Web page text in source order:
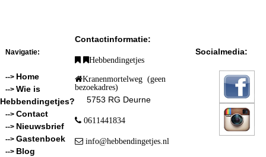
Navigatie:
--> Home
--> Wie is
Hebbendingetjes?
--> Contact
--> Nieuwsbrief
--> Gastenboek
--> Blog
Contactinformatie:
Hebbendingetjes
Kranenmortelweg (geen
bezoekadres)
5753 RG Deurne
0611441834
info@hebbendingetjes.nl
Socialmedia: